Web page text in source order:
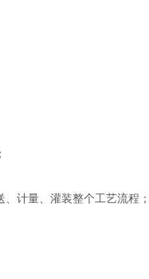
、计量、灌装整个工艺流程